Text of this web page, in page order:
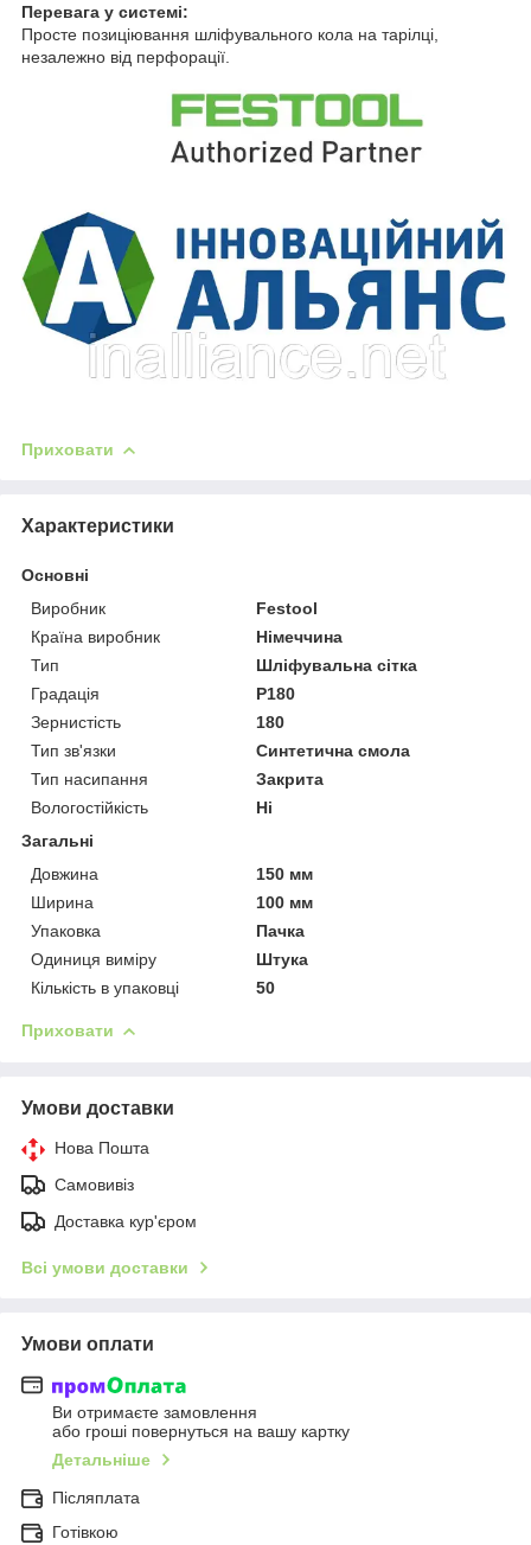
Перевага у системі:
Просте позиціювання шліфувального кола на тарілці,
незалежно від перфорації.
Приховати
Характеристики
Основні
Виробник
Festool
Країна виробник
Німеччина
Тип
Шліфувальна сітка
Градація
P180
Зернистість
180
Тип зв'язки
Синтетична смола
Тип насипання
Закрита
Вологостійкість
Ні
Загальні
Довжина
150 мм
Ширина
100 мм
Упаковка
Пачка
Одиниця виміру
Штука
Кількість в упаковці
50
Приховати
Умови доставки
Нова Пошта
Самовивіз
Доставка кур'єром
Всі умови доставки
Умови оплати
Ви отримаєте замовлення
або гроші повернуться на вашу картку
Детальніше
Післяплата
Готівкою